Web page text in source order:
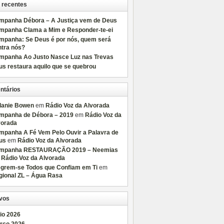
recentes
Débora – A Justiça vem de Deus
Clama a Mim e Responder-te-ei
Se Deus é por nós, quem será
nós?
Ao Justo Nasce Luz nas Trevas
restaura aquilo que se quebrou
Bowen em Rádio Voz da Alvorada
de Débora – 2019 em Rádio Voz da
A Fé Vem Pelo Ouvir a Palavra de
em Rádio Voz da Alvorada
RESTAURAÇÃO 2019 – Neemias
Rádio Voz da Alvorada
se Todos que Confiam em Ti em
ZL – Água Rasa
2026